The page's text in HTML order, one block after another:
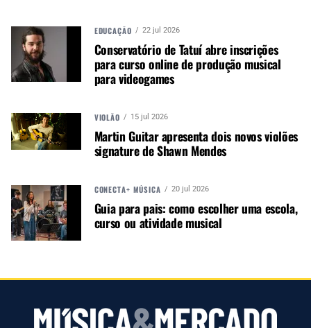
Música &amp; Mercado é uma
publicação empenhada em
promover e divulgar o mercado e
EDUCAÇÃO 22 jul 2026
Conservatório de Tatuí abre inscrições
para curso online de produção musical
para videogames
VIOLÃO 15 jul 2026
Martin Guitar apresenta dois novos violões
signature de Shawn Mendes
CONECTA+ MÚSICA 20 jul 2026
Guia para pais: como escolher uma escola,
curso ou atividade musical